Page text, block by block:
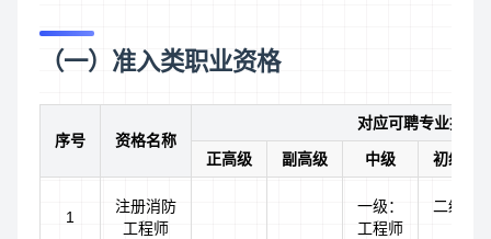
（一）准入类职业资格
序号 资格名称
对应可聘专业技术
正高级 副高级 中级 初级（
1
注册消防
工程师
一级：
工程师
二级：